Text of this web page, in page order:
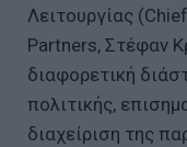
Λειτουργίας
Partners, Στέφαν
διαφορετική
πολιτικής,
διαχείριση της